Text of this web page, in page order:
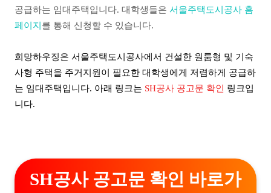
공급하는 임대주택입니다. 대학생들은 서울주택도시공사 홈
페이지 를 통해 신청할 수 있습니다.
희망하우징은 서울주택도시공사에서 건설한 원룸형 및 기숙
사형 주택을 주거지원이 필요한 대학생에게 저렴하게 공급하
는 임대주택입니다. 아래 링크는 SH공사 공고문 확인
링크입
니다.
SH공사 공고문 확인 바로가